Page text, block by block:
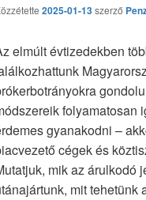
2025-01-13szerző
elmúlt évtizedekben
folyamatosan
gyanakodni –
cégek és
mik az árulkodó
mit tehetünk